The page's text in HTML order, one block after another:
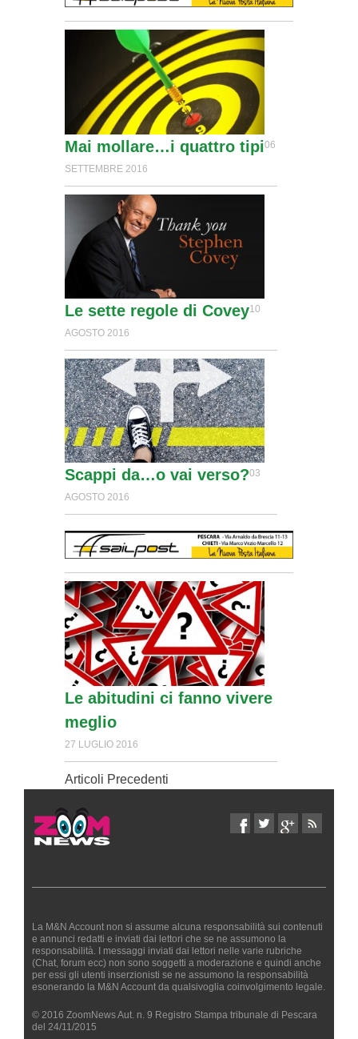
Mai mollare…i quattro tipi06
SETTEMBRE 2016
Le sette regole di Covey10
AGOSTO 2016
Scappi da…o vai verso?03
AGOSTO 2016
Le abitudini ci fanno vivere
meglio
27 LUGLIO 2016
Articoli Precedenti
La M&N Account non si assume alcuna responsabilità sui contenuti
e annunci redatti e inviati dai lettori che se ne assumono la
responsabilità. I messaggi inviati dai lettori nelle varie rubriche
(Chat, forum ecc) non sono soggetti a moderazione e quindi anche
per essi gli utenti inserzionisti se ne assumono la responsabilità
esonerando la M&N Account da qualsivoglia coinvolgimento legale.
© 2016 ZoomNews Aut. n. 9 Registro Stampa tribunale di Pescara
del 24/11/2015